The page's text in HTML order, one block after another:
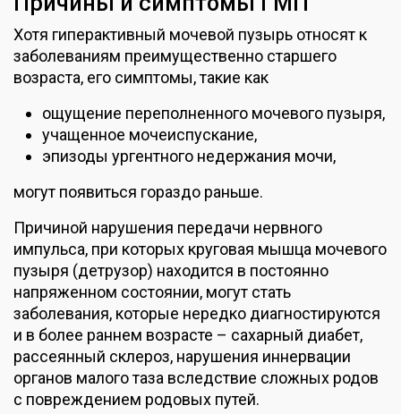
Хотя гиперактивный мочевой пузырь относят к
заболеваниям преимущественно старшего
возраста, его симптомы, такие как
ощущение переполненного мочевого пузыря,
учащенное мочеиспускание,
эпизоды ургентного недержания мочи,
могут появиться гораздо раньше.
Причиной нарушения передачи нервного
импульса, при которых круговая мышца мочевого
пузыря (детрузор) находится в постоянно
напряженном состоянии, могут стать
заболевания, которые нередко диагностируются
и в более раннем возрасте – сахарный диабет,
рассеянный склероз, нарушения иннервации
органов малого таза вследствие сложных родов
с повреждением родовых путей.